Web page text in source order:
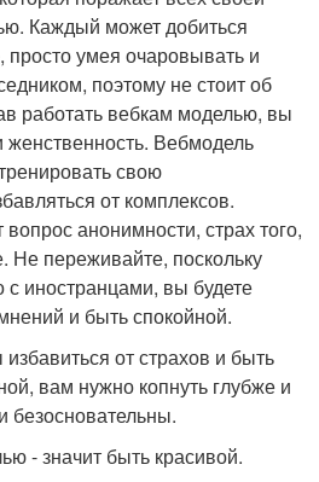
Каждый может добиться
умея очаровывать и
поэтому не стоит об
работать вебкам моделью, вы
женственность. Вебмодель
свою
от комплексов.
анонимности, страх того,
Не переживайте, поскольку
иностранцами, вы будете
и быть спокойной.
от страхов и быть
вам нужно копнуть глубже и
безосновательны.
- значит быть красивой.